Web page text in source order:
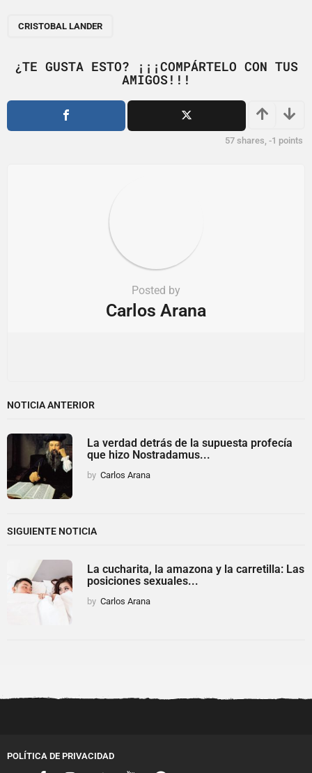
a
i
CRISTOBAL LANDER
¿TE GUSTA ESTO? ¡¡¡COMPÁRTELO CON TUS
AMIGOS!!!
57 shares, -1 points
Posted by
Carlos Arana
NOTICIA ANTERIOR
La verdad detrás de la supuesta profecía
que hizo Nostradamus...
by Carlos Arana
SIGUIENTE NOTICIA
La cucharita, la amazona y la carretilla: Las
posiciones sexuales...
by Carlos Arana
POLÍTICA DE PRIVACIDAD